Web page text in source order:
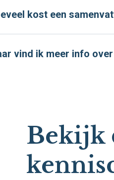
kost een
vind ik meer info
Bekijk